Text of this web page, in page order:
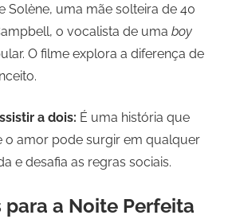
Solène, uma mãe solteira de 40
o vocalista de uma boy
O filme explora a diferença de
a dois: É uma história que
o amor pode surgir em qualquer
e desafia as regras sociais.
para a Noite Perfeita